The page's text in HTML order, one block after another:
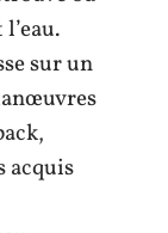
sur un
acquis